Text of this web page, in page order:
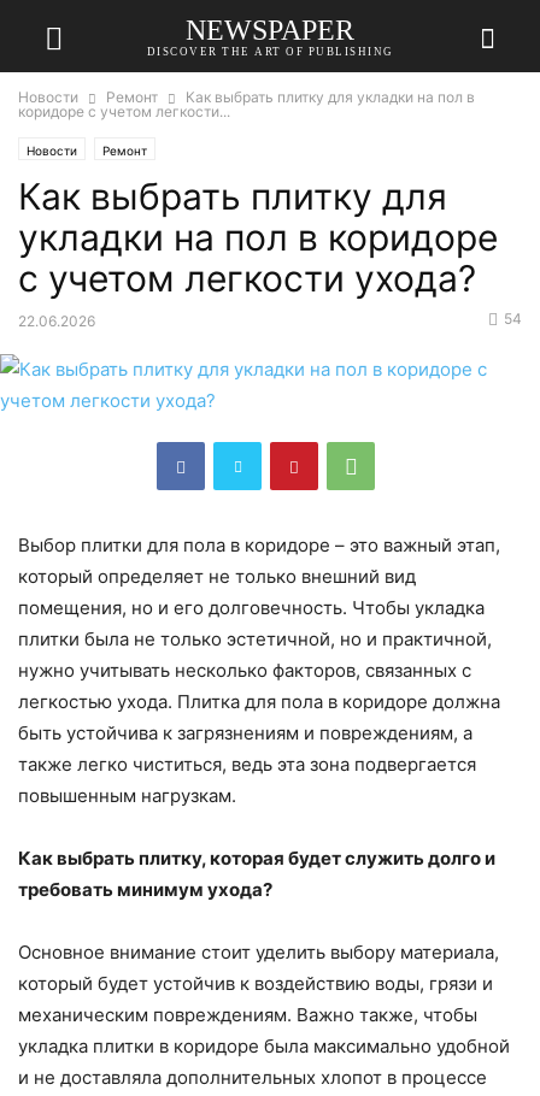
NEWSPAPER
DISCOVER THE ART OF PUBLISHING
Новости Ремонт
Как выбрать плитку для укладки на пол в
коридоре с учетом легкости...
Новости Ремонт
Как выбрать плитку для
укладки на пол в коридоре
с учетом легкости ухода?
22.06.2026 54
Выбор плитки для пола в коридоре – это важный этап,
который определяет не только внешний вид
помещения, но и его долговечность. Чтобы укладка
плитки была не только эстетичной, но и практичной,
нужно учитывать несколько факторов, связанных с
легкостью ухода. Плитка для пола в коридоре должна
быть устойчива к загрязнениям и повреждениям, а
также легко чиститься, ведь эта зона подвергается
повышенным нагрузкам.
Как выбрать плитку, которая будет служить долго и
требовать минимум ухода?
Основное внимание стоит уделить выбору материала,
который будет устойчив к воздействию воды, грязи и
механическим повреждениям. Важно также, чтобы
укладка плитки в коридоре была максимально удобной
и не доставляла дополнительных хлопот в процессе